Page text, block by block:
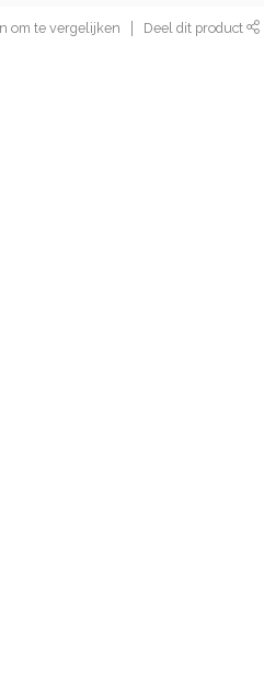
om te vergelijken Deel dit product